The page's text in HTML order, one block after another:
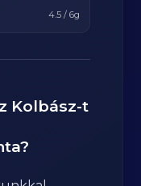
4.5/ 6g
Kolbász-t